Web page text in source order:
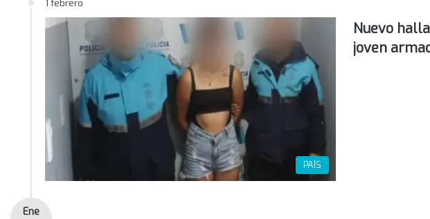
1 febrero
PAÍS
Nuevo
joven
Ene